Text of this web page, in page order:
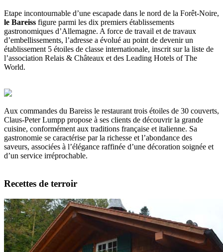
Etape incontournable d’une escapade dans le nord de la Forêt-Noire,
le Bareiss figure parmi les dix premiers établissements
gastronomiques d’Allemagne. A force de travail et de travaux
d’embellissements, l’adresse a évolué au point de devenir un
établissement 5 étoiles de classe internationale, inscrit sur la liste de
l’association Relais & Châteaux et des Leading Hotels of The
World.
Aux commandes du Bareiss le restaurant trois étoiles de 30 couverts,
Claus-Peter Lumpp propose à ses clients de découvrir la grande
cuisine, conformément aux traditions française et italienne. Sa
gastronomie se caractérise par la richesse et l’abondance des
saveurs, associées à l’élégance raffinée d’une décoration soignée et
d’un service irréprochable.
Recettes de terroir